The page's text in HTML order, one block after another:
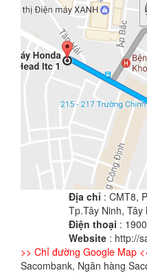
Địa chỉ : CMT8,
Tp.Tây Ninh, Tây
Điện thoại :
Website : http://
>> Chỉ đường Google Map
Sacombank, Ngân hàng